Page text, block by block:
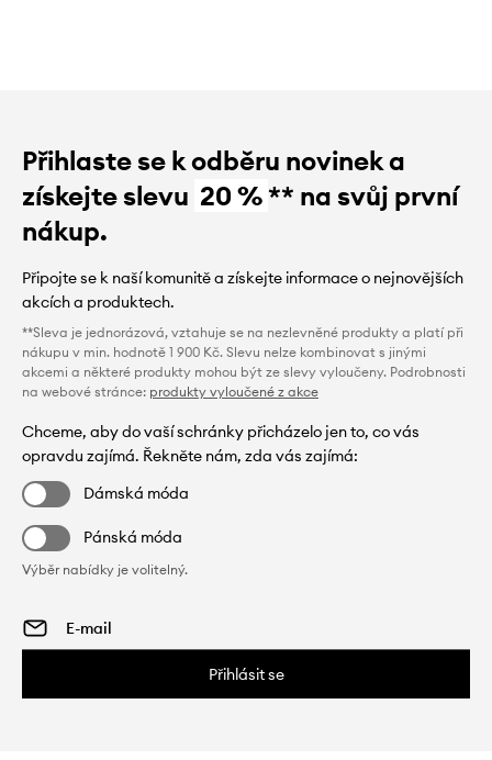
Přihlaste se k odběru novinek a
získejte slevu 20 %** na svůj první
nákup.
Připojte se k naší komunitě a získejte informace o nejnovějších
akcích a produktech.
**Sleva je jednorázová, vztahuje se na nezlevněné produkty a platí při
nákupu v min. hodnotě 1 900 Kč. Slevu nelze kombinovat s jinými
akcemi a některé produkty mohou být ze slevy vyloučeny. Podrobnosti
na webové stránce: produkty vyloučené z akce
Chceme, aby do vaší schránky přicházelo jen to, co vás
opravdu zajímá. Řekněte nám, zda vás zajímá:
Dámská móda
Pánská móda
Výběr nabídky je volitelný.
Přihlásit se